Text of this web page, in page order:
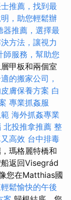
推薦，找到最
，助您輕鬆辦
器推薦，選擇最
方法，讓視力
師服務，幫助您
甲板和兩個室
的搬家公司，
膚保養方案 白
專業抓姦服
海外抓姦專業
北投推拿推薦 整
高效 台中排毒
瑪格麗特橋和
返回Visegrád
您在Matthias國
鬆愉快的午後